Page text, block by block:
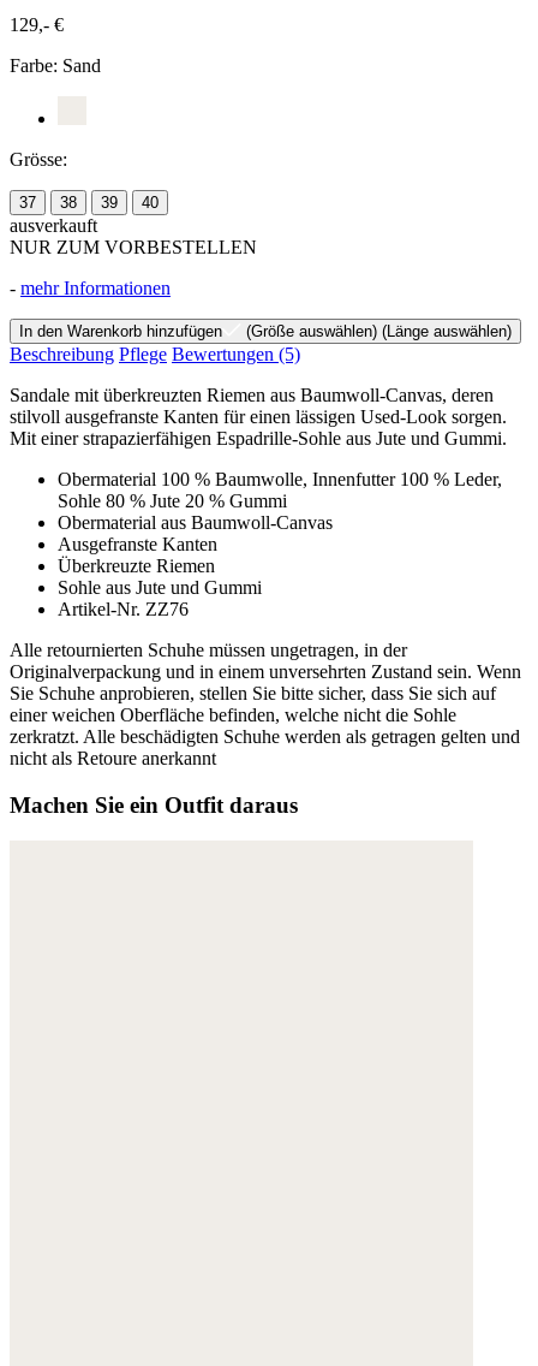
129,- €
Farbe: Sand
Grösse:
37 38 39 40
ausverkauft
NUR ZUM VORBESTELLEN
- mehr Informationen
In den Warenkorb hinzufügen (Größe auswählen) (Länge auswählen)
Beschreibung Pflege Bewertungen (5)
Sandale mit überkreuzten Riemen aus Baumwoll-Canvas, deren
stilvoll ausgefranste Kanten für einen lässigen Used-Look sorgen.
Mit einer strapazierfähigen Espadrille-Sohle aus Jute und Gummi.
Obermaterial 100 % Baumwolle, Innenfutter 100 % Leder,
Sohle 80 % Jute 20 % Gummi
Obermaterial aus Baumwoll-Canvas
Ausgefranste Kanten
Überkreuzte Riemen
Sohle aus Jute und Gummi
Artikel-Nr. ZZ76
Alle retournierten Schuhe müssen ungetragen, in der
Originalverpackung und in einem unversehrten Zustand sein. Wenn
Sie Schuhe anprobieren, stellen Sie bitte sicher, dass Sie sich auf
einer weichen Oberfläche befinden, welche nicht die Sohle
zerkratzt. Alle beschädigten Schuhe werden als getragen gelten und
nicht als Retoure anerkannt
Machen Sie ein Outfit daraus